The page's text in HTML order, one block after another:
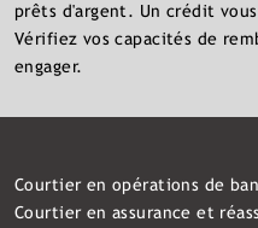
prêts d'argent. Un crédit
Vérifiez vos capacités de
engager.
Courtier en opérations de
Courtier en assurance et